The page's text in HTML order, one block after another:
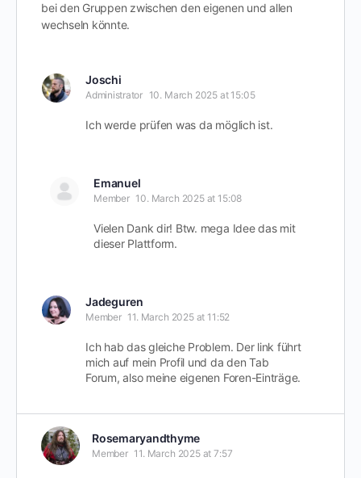
bei den Gruppen zwischen den eigenen und allen
wechseln könnte.
Joschi
Administrator 10. March 2025 at 15:05
Ich werde prüfen was da möglich ist.
Emanuel
Member 10. March 2025 at 15:08
Vielen Dank dir! Btw. mega Idee das mit
dieser Plattform.
Jadeguren
Member 11. March 2025 at 11:52
Ich hab das gleiche Problem. Der link führt
mich auf mein Profil und da den Tab
Forum, also meine eigenen Foren-Einträge.
Rosemaryandthyme
Member 11. March 2025 at 7:57